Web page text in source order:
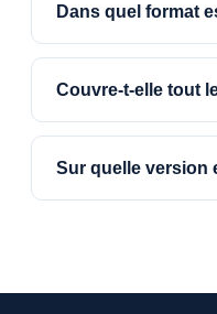
Dans quel format
Couvre-t-elle tout
Sur quelle version